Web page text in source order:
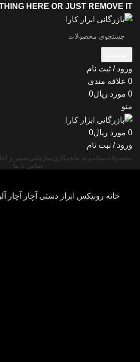
HERE OR JUST REMOVE IT…
ورود / ثبت نام
0 علاقه مندی
0 مورد ریال0
منو
0 مورد ریال0
ورود / ثبت نام
محصولاتمجله برند ها همکاریسازمانیتعمیر و
تماس با ما
خانه رونیکس ابزار دستی آچار آچار